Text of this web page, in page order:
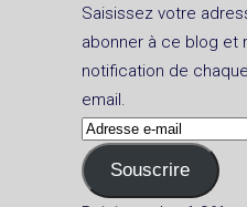
Saisissez votre
abonner à ce blog et
notification de
email.
Adresse
e-
mail
Souscrire